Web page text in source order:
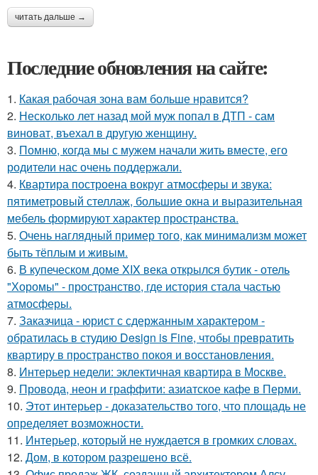
читать дальше →
Последние обновления на сайте:
1. Какая рабочая зона вам больше нравится?
2. Несколько лет назад мой муж попал в ДТП - сам
виноват, въехал в другую женщину.
3. Помню, когда мы с мужем начали жить вместе, его
родители нас очень поддержали.
4. Квартира построена вокруг атмосферы и звука:
пятиметровый стеллаж, большие окна и выразительная
мебель формируют характер пространства.
5. Очень наглядный пример того, как минимализм может
быть тёплым и живым.
6. В купеческом доме XIX века открылся бутик - отель
"Хоромы" - пространство, где история стала частью
атмосферы.
7. Заказчица - юрист с сдержанным характером -
обратилась в студию Design is Fine, чтобы превратить
квартиру в пространство покоя и восстановления.
8. Интерьер недели: эклектичная квартира в Москве.
9. Провода, неон и граффити: азиатское кафе в Перми.
10. Этот интерьер - доказательство того, что площадь не
определяет возможности.
11. Интерьер, который не нуждается в громких словах.
12. Дом, в котором разрешено всё.